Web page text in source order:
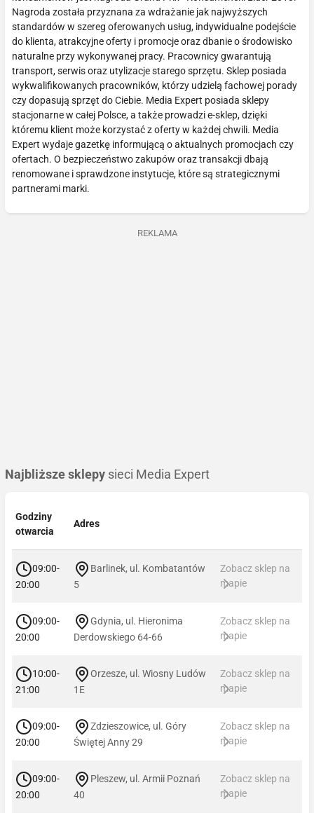
Nagroda została przyznana za wdrażanie jak najwyższych
standardów w szereg oferowanych usług, indywidualne podejście
do klienta, atrakcyjne oferty i promocje oraz dbanie o środowisko
naturalne przy wykonywanej pracy. Pracownicy gwarantują
transport, serwis oraz utylizacje starego sprzętu. Sklep posiada
wykwalifikowanych pracowników, którzy udzielą fachowej porady
czy dopasują sprzęt do Ciebie. Media Expert posiada sklepy
stacjonarne w całej Polsce, a także prowadzi e-sklep, dzięki
któremu klient może korzystać z oferty w każdej chwili. Media
Expert wydaje gazetkę informującą o aktualnych promocjach czy
ofertach. O bezpieczeństwo zakupów oraz transakcji dbają
renomowane i sprawdzone instytucje, które są strategicznymi
partnerami marki.
REKLAMA
Najbliższe sklepy sieci Media Expert
Godziny
otwarcia
Adres
09:00-
20:00
Barlinek, ul. Kombatantów
5
Zobacz sklep na
mapie
09:00-
20:00
Gdynia, ul. Hieronima
Derdowskiego 64-66
Zobacz sklep na
mapie
10:00-
21:00
Orzesze, ul. Wiosny Ludów
1E
Zobacz sklep na
mapie
09:00-
20:00
Zdzieszowice, ul. Góry
Świętej Anny 29
Zobacz sklep na
mapie
09:00-
20:00
Pleszew, ul. Armii Poznań
40
Zobacz sklep na
mapie